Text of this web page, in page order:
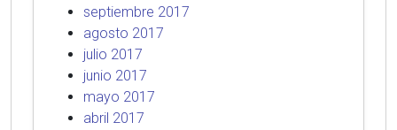
septiembre 2017
agosto 2017
julio 2017
junio 2017
mayo 2017
abril 2017